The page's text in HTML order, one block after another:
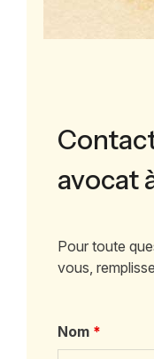
avocat
Pour toute
vous,
Nom *